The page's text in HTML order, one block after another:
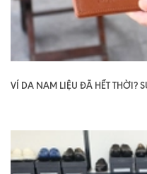
VÍ DA NAM LIỆU ĐÃ HẾT THỜI?